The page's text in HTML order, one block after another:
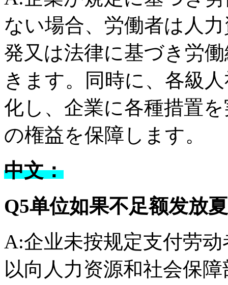
ない場合、労働者は人
発又は法律に基づき労
きます。同時に、各級
化し、企業に各種措置
の権益を保障します。
中文：
Q5单位如果不足额发放
A:企业未按规定支付劳
以向人力资源和社会保